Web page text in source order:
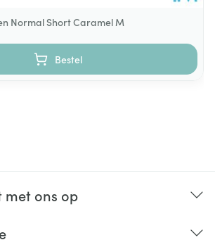
Normal Short Caramel M
Bestel
met ons op